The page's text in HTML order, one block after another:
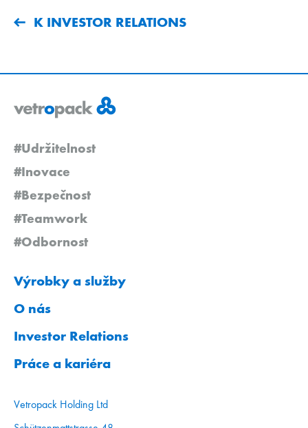
K INVESTOR RELATIONS
#Udržitelnost
#Inovace
#Bezpečnost
#Teamwork
#Odbornost
Výrobky a služby
O nás
Investor Relations
Práce a kariéra
Vetropack Holding Ltd